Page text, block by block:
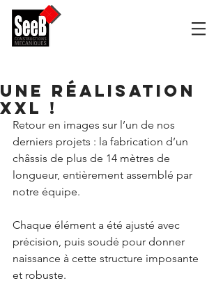
Une réalisation
XXL !
Retour en images sur l’un de nos
derniers projets : la fabrication d’un
châssis de plus de 14 mètres de
longueur, entièrement assemblé par
notre équipe.
Chaque élément a été ajusté avec
précision, puis soudé pour donner
naissance à cette structure imposante
et robuste.